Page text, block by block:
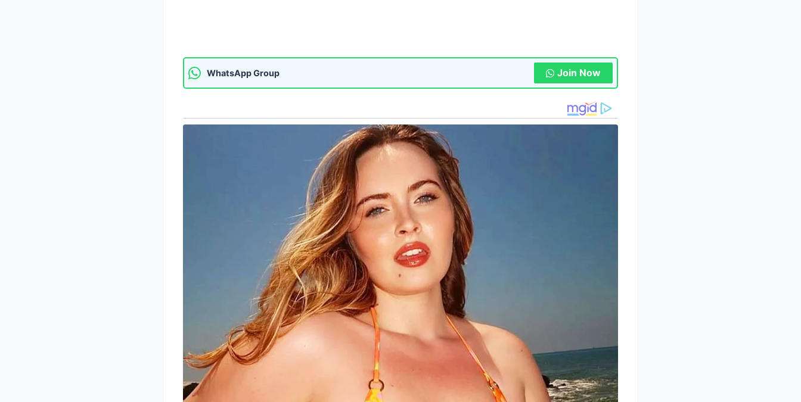
WhatsApp Group Join Now